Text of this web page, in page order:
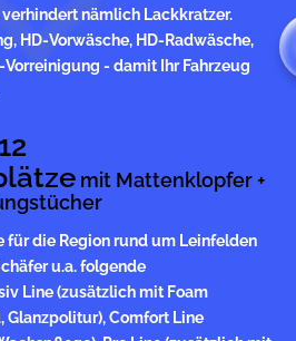
verhindert nämlich Lackkratzer.
HD-Vorwäsche, HD-Radwäsche,
- damit Ihr Fahrzeug
12
mit Mattenklopfer +
für die Region rund um Leinfelden
u.a. folgende
Line (zusätzlich mit Foam
Glanzpolitur), Comfort Line